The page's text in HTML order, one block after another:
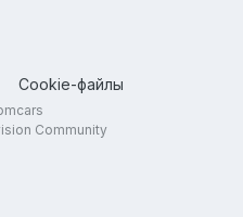
Cookie-файлы
Community